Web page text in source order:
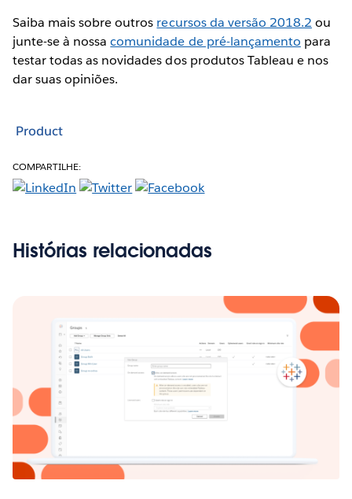
Saiba mais sobre outros recursos da versão 2018.2 ou
junte-se à nossacomunidade de pré-lançamento para
testar todas as novidades dos produtos Tableau e nos
dar suas opiniões.
Product
COMPARTILHE:
Histórias relacionadas